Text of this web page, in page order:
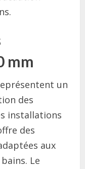
mm
un
des
installations
des
aux
Le